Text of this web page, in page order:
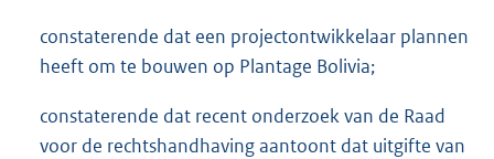
constaterende dat een projectontwikkelaar plannen
heeft om te bouwen op Plantage Bolivia;
constaterende dat recent onderzoek van de Raad
voor de rechtshandhaving aantoont dat uitgifte van